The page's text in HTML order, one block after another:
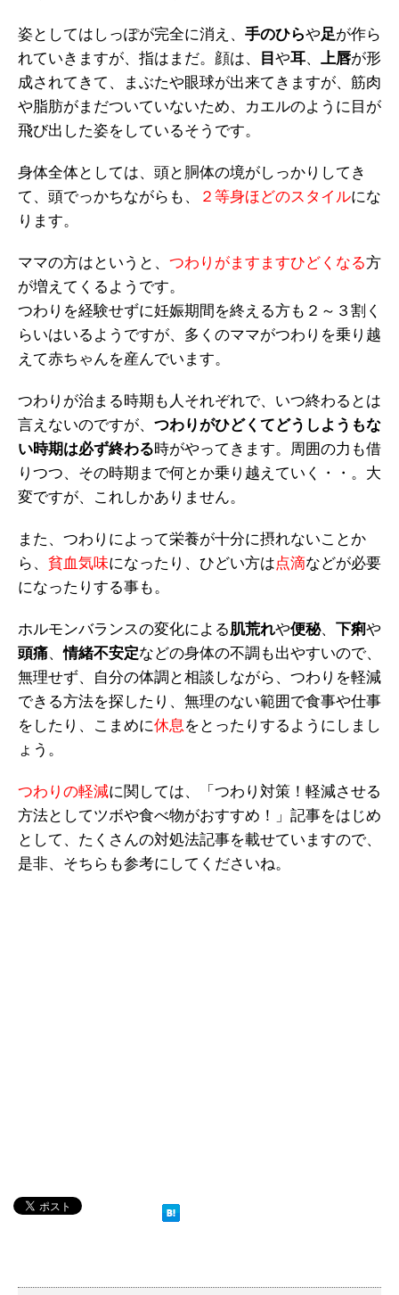
姿としてはしっぽが完全に消え、 手のひらや足が作ら
れていきますが、指はまだ。顔は、
目 や耳、 上唇が形
成されてきて、まぶたや眼球が出来てきますが、筋肉
や脂肪がまだついていないため、カエルのように目が
飛び出した姿をしているそうです。
身体全体としては、頭と胴体の境がしっかりしてき
て、頭でっかちながらも、
２等身ほどのスタイルにな
ります。
ママの方はというと、 つわりがますますひどくなる方
が増えてくるようです。
つわりを経験せずに妊娠期間を終える方も２～３割く
らいはいるようですが、多くのママがつわりを乗り越
えて赤ちゃんを産んでいます。
つわりが治まる時期も人それぞれで、いつ終わるとは
言えないのですが、 つわりがひどくてどうしようもな
い時期は必ず終わる時がやってきます。周囲の力も借
りつつ、その時期まで何とか乗り越えていく・・。大
変ですが、これしかありません。
また、つわりによって栄養が十分に摂れないことか
ら、 貧血気味になったり、ひどい方は点滴などが必要
になったりする事も。
ホルモンバランスの変化による肌荒れや便秘、 下痢や
頭痛、情緒不安定などの身体の不調も出やすいので、
無理せず、自分の体調と相談しながら、つわりを軽減
できる方法を探したり、無理のない範囲で食事や仕事
をしたり、こまめに休息をとったりするようにしまし
ょう。
つわりの軽減に関しては、「つわり対策！軽減させる
方法としてツボや食べ物がおすすめ！」記事をはじめ
として、たくさんの対処法記事を載せていますので、
是非、そちらも参考にしてくださいね。